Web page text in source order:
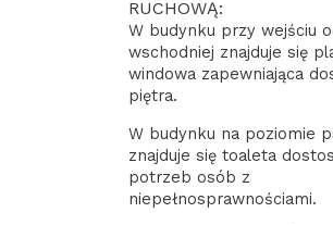
RUCHOWĄ:
W budynku przy wejściu
wschodniej znajduje się
windowa zapewniająca
piętra.
W budynku na poziomie
znajduje się toaleta
potrzeb osób z
niepełnosprawnościami.